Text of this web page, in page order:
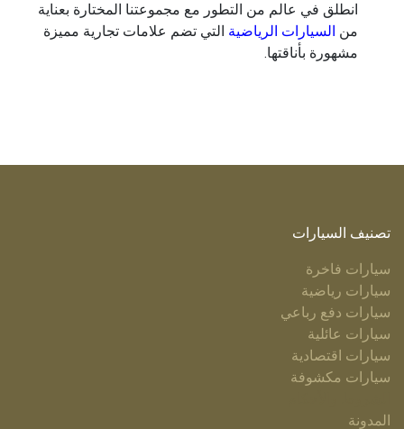
انطلق في عالم من التطور مع مجموعتنا المختارة بعناية
من السيارات الرياضية التي تضم علامات تجارية مميزة
مشهورة بأناقتها.
تصنيف السيارات
سيارات فاخرة
سيارات رياضية
سيارات دفع رباعي
سيارات عائلية
سيارات اقتصادية
سيارات مكشوفة
المدونة